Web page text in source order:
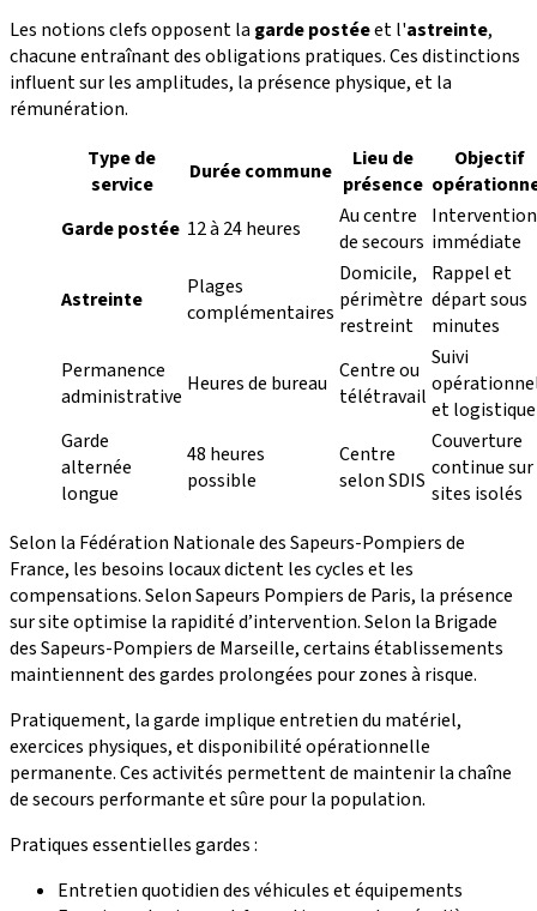
Les notions clefs opposent la garde postéeet l'astreinte,
chacune entraînant des obligations pratiques. Ces distinctions
influent sur les amplitudes, la présence physique, et la
rémunération.
Type de
service
Durée commune
Lieu de
présence
Objectif
Garde postée 12 à 24 heures
Au centre
de secours
Intervention
immédiate
Astreinte
Plages
complémentaires
Domicile,
périmètre
restreint
Rappel et
départ sous
minutes
Permanence
administrative Heures de bureau Centre ou
télétravail
Suivi
et logistique
Garde
alternée
longue
48 heures
possible
Centre
selon SDIS
Couverture
continue sur
sites isolés
Selon la Fédération Nationale des Sapeurs-Pompiers de
France, les besoins locaux dictent les cycles et les
compensations. Selon Sapeurs Pompiers de Paris, la présence
sur site optimise la rapidité d’intervention. Selon la Brigade
des Sapeurs-Pompiers de Marseille, certains établissements
maintiennent des gardes prolongées pour zones à risque.
Pratiquement, la garde implique entretien du matériel,
exercices physiques, et disponibilité opérationnelle
permanente. Ces activités permettent de maintenir la chaîne
de secours performante et sûre pour la population.
Pratiques essentielles gardes :
Entretien quotidien des véhicules et équipements